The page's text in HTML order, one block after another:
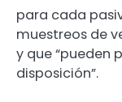
para cada
muestreos de
y que “pueden
disposición”.